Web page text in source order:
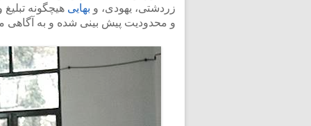
زردشتی، یهودی، و بهایی هیچگونه
و محدودیت پیش بینی شده و به آگاهی